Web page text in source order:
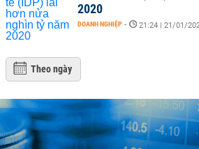
2020
DOANH NGHIỆP - 21:24 | 21/01/
Theo ngày